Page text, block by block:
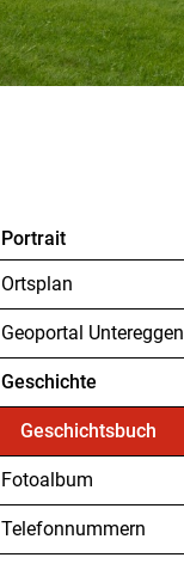
Portrait
Ortsplan
Geoportal Untereggen
Geschichte
Geschichtsbuch
(ausgewählt)
Fotoalbum
Telefonnummern